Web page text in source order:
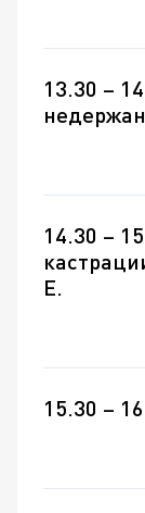
13.30 –
14.30 –
Е.
15.30 –